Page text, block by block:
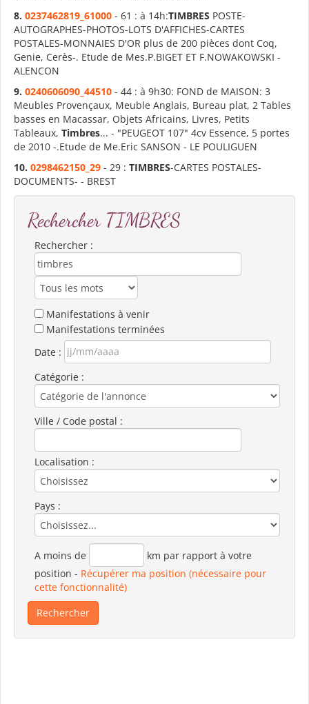
8. 0237462819_61000 - 61 : à 14h:TIMBRES POSTE-
AUTOGRAPHES-PHOTOS-LOTS D'AFFICHES-CARTES
POSTALES-MONNAIES D'OR plus de 200 pièces dont Coq,
Genie, Cerès-. Etude de Mes.P.BIGET ET F.NOWAKOWSKI -
ALENCON
9. 0240606090_44510 - 44 : à 9h30: FOND de MAISON: 3
Meubles Provençaux, Meuble Anglais, Bureau plat, 2 Tables
basses en Macassar, Objets Africains, Livres, Petits
Tableaux, Timbres... - "PEUGEOT 107" 4cv Essence, 5 portes
de 2010 -.Etude de Me.Eric SANSON - LE POULIGUEN
10. 0298462150_29 - 29 : TIMBRES-CARTES POSTALES-
DOCUMENTS- - BREST
Rechercher TIMBRES
Rechercher :
Manifestations à venir
Manifestations terminées
Date :
Catégorie :
Ville / Code postal :
Localisation :
Pays :
A moins de
km par rapport à votre
position - Récupérer ma position (nécessaire pour
cette fonctionnalité)